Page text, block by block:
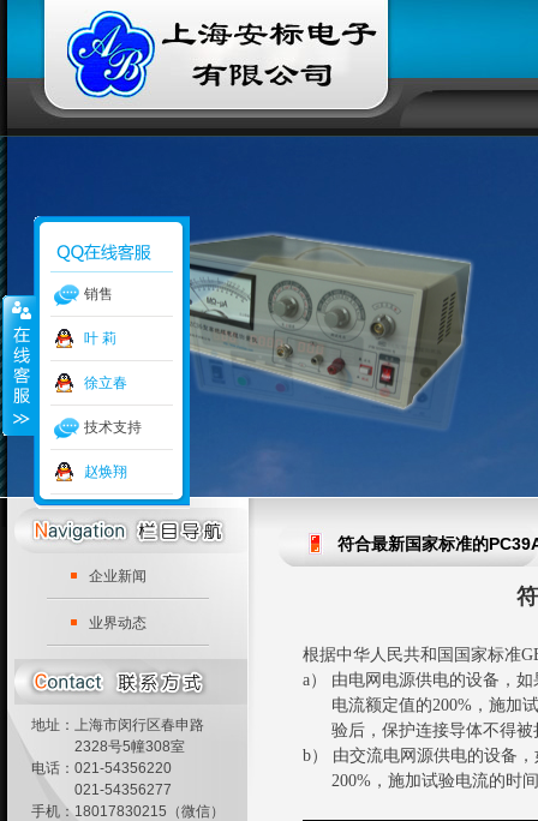
企业新闻
业界动态
地址：上海市闵行区春申路
2328号5幢308室
电话：021-54356220
021-54356277
手机：18017830215（微信）
符合最新国家标准的
根据中华人民共和国国家标准
a） 由电网电源供电的设备，
电流额定值的200%，施加
验后，保护连接导体不得被
b） 由交流电网源供电的设备
200%，施加试验电流的时
销售
叶 莉
徐立春
技术支持
赵焕翔